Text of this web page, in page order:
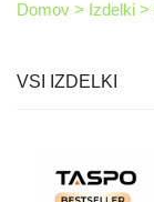
Domov > Izdelki >
VSI IZDELKI